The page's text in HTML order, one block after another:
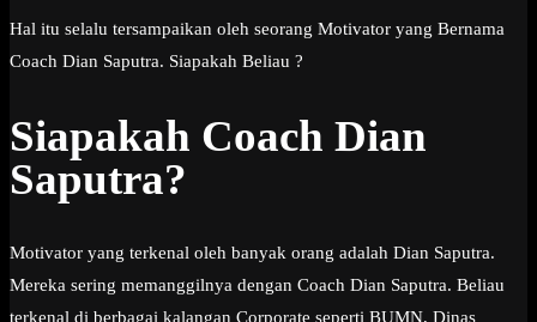
Hal itu selalu tersampaikan oleh seorang Motivator yang Bernama
Coach Dian Saputra. Siapakah Beliau ?
Siapakah Coach Dian
Saputra?
Motivator yang terkenal oleh banyak orang adalah Dian Saputra.
Mereka sering memanggilnya dengan Coach Dian Saputra. Beliau
terkenal di berbagai kalangan Corporate seperti BUMN, Dinas